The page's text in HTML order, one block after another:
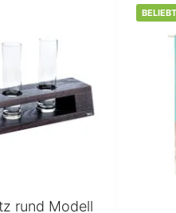
rund Modell
BELIEBT